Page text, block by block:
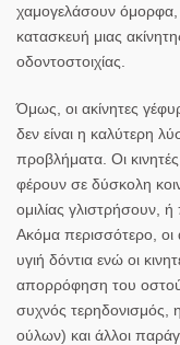
χαμογελάσουν
κατασκευή μιας
οδοντοστοιχίας.
Όμως, οι ακίνητες
δεν είναι η καλύτερη
προβλήματα. Οι
φέρουν σε δύσκολη
ομιλίας γλιστρήσουν,
Ακόμα περισσότερο, οι
υγιή δόντια ενώ οι
απορρόφηση του
συχνός τερηδονισμός,
ούλων) και άλλοι